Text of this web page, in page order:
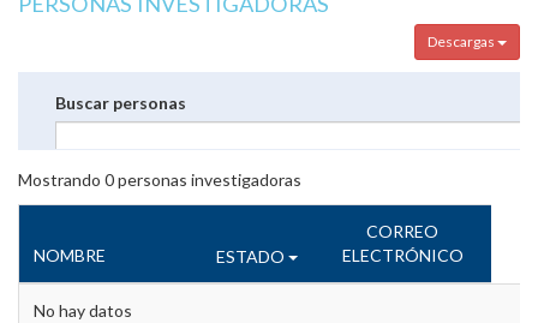
Descargas
Buscar personas
Mostrando 0personas investigadoras
NOMBRE ESTADO
CORREO
ELECTRÓNICO
No hay datos